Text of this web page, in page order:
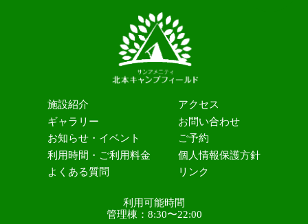
施設紹介
ギャラリー
お知らせ・イベント
利用時間・ご利用料金
よくある質問
アクセス
お問い合わせ
ご予約
個人情報保護方針
リンク
利用可能時間
管理棟：8:30〜22:00